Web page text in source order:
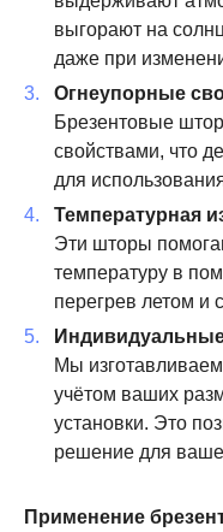
выгорают на
даже при
Огнеупорные
Брезентовые
свойствами, что
для
Температурная
Эти шторы
температуру в
перегрев летом и
Мы
учётом ваших
установки. Это
решение для
Применение